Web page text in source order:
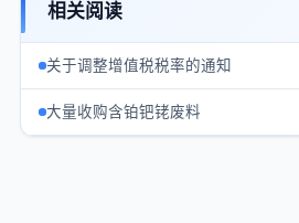
相关阅读
关于调整增值税税率的通知
大量收购含铂钯铑废料